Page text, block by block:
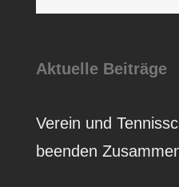
Aktuelle Beiträge
Verein und
beenden